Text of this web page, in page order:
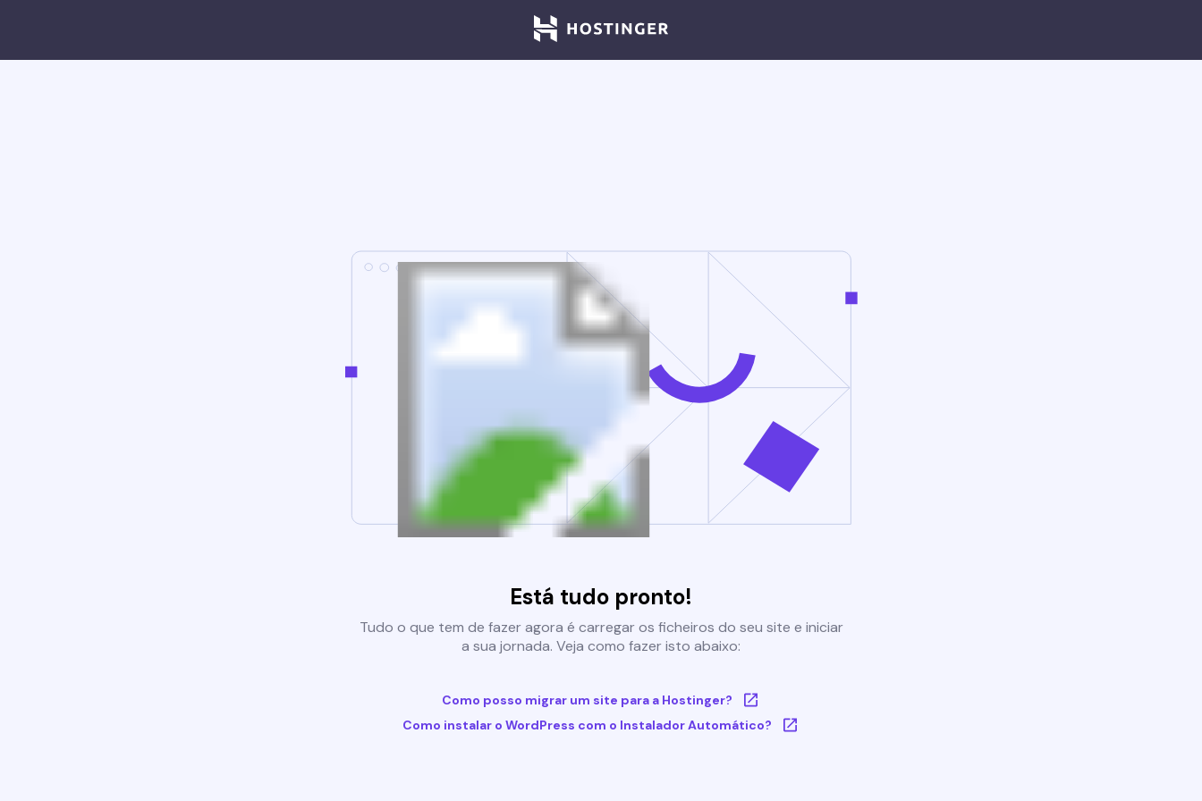
Está tudo pronto!
Tudo o que tem de fazer agora é carregar os ficheiros do seu site e iniciar
a sua jornada. Veja como fazer isto abaixo:
Como posso migrar um site para a Hostinger?
Como instalar o WordPress com o Instalador Automático?